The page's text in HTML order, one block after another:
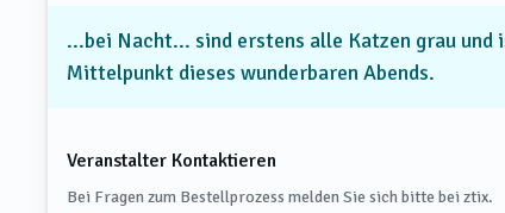
...bei Nacht... sind erstens alle Katzen grau
Mittelpunkt dieses wunderbaren Abends.
Veranstalter Kontaktieren
Bei Fragen zum Bestellprozess melden Sie sich bitte bei ztix.